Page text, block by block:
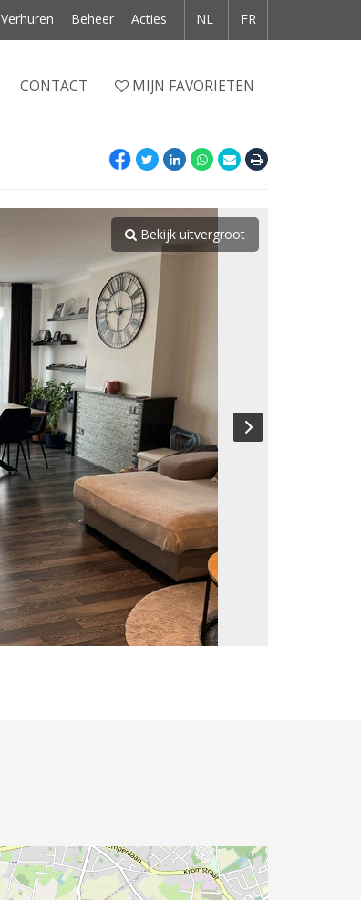
Verhuren Beheer Acties NL FR
CONTACT MIJN FAVORIETEN
Bekijk uitvergroot